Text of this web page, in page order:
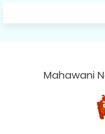
Mahawani